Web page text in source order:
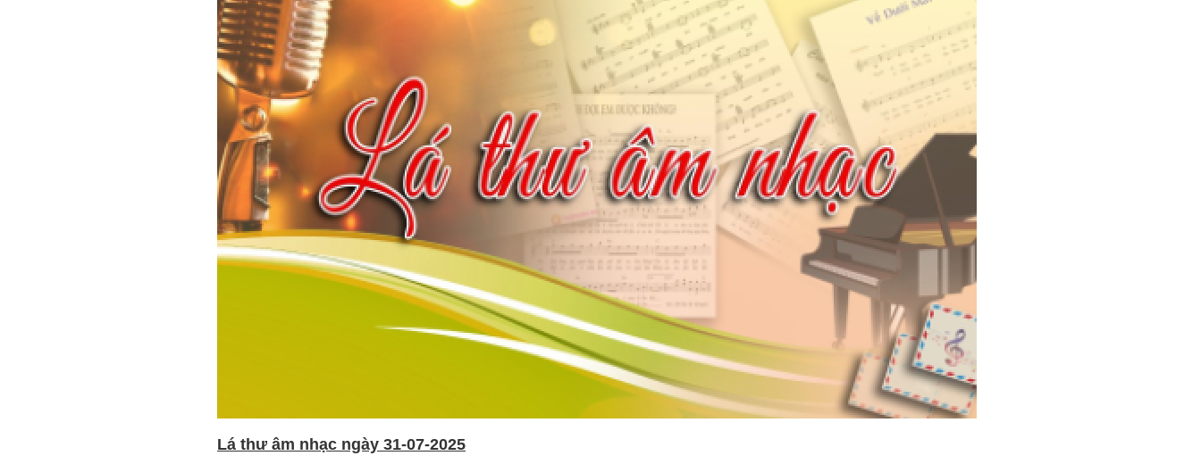
Lá thư âm nhạc ngày 31-07-2025